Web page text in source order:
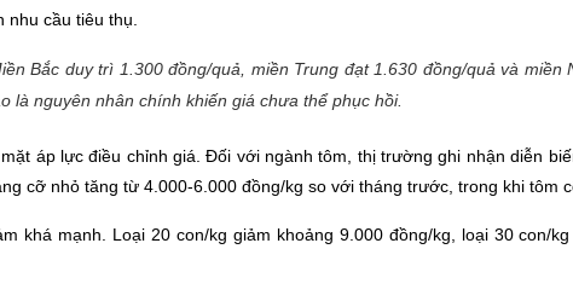
cầu tiêu thụ.
Bắc duy trì 1.300 đồng/quả, miền Trung đạt 1.630 đồng/quả và miền
là nguyên nhân chính khiến giá chưa thể phục hồi.
áp lực điều chỉnh giá. Đối với ngành tôm, thị trường ghi nhận diễn
cỡ nhỏ tăng từ 4.000-6.000 đồng/kg so với tháng trước, trong khi tôm
khá mạnh. Loại 20 con/kg giảm khoảng 9.000 đồng/kg, loại 30 con/